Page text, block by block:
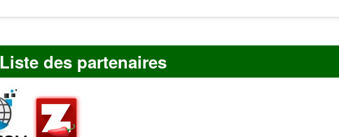
Liste des partenaires